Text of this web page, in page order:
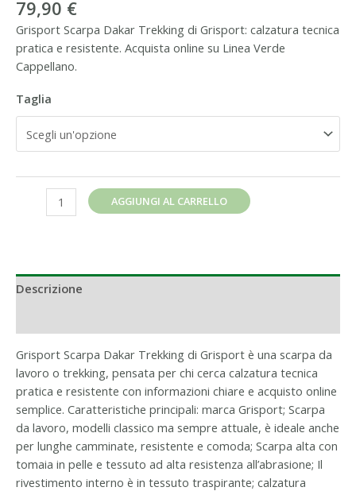
79,90 €
Grisport Scarpa Dakar Trekking di Grisport: calzatura tecnica
pratica e resistente. Acquista online su Linea Verde
Cappellano.
Taglia
AGGIUNGI AL CARRELLO
Descrizione
Grisport Scarpa Dakar Trekking di Grisport è una scarpa da
lavoro o trekking, pensata per chi cerca calzatura tecnica
pratica e resistente con informazioni chiare e acquisto online
semplice. Caratteristiche principali: marca Grisport; Scarpa
da lavoro, modelli classico ma sempre attuale, è ideale anche
per lunghe camminate, resistente e comoda; Scarpa alta con
tomaia in pelle e tessuto ad alta resistenza all’abrasione; Il
rivestimento interno è in tessuto traspirante; calzatura